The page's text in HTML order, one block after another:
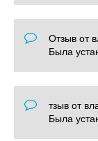
Отзыв от
Была
тзыв от
Была